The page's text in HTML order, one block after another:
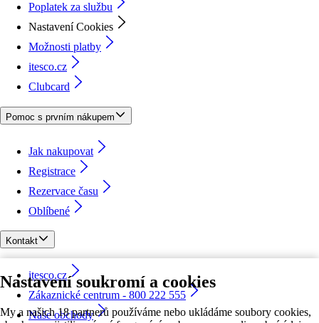
Nastavení soukromí a cookies
My a našich 18 partnerů používáme nebo ukládáme soubory cookies,
Poplatek za službu
Nastavení Cookies
Možnosti platby
itesco.cz
Clubcard
Pomoc s prvním nákupem
Jak nakupovat
Registrace
Rezervace času
Oblíbené
Kontakt
itesco.cz
Zákaznické centrum - 800 222 555
Naše obchody